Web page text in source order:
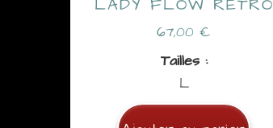
LADY FLOW RETRO
67,00€
Tailles :
L